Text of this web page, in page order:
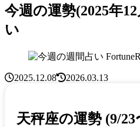
今週の運勢(2025年
い
2025.12.08 2026.03.13
天秤座の運勢 (9/23